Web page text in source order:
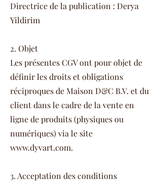
Directrice de la publication : Derya
Yildirim
2. Objet
Les présentes CGV ont pour objet de
définir les droits et obligations
réciproques de Maison D&C B.V. et du
client dans le cadre de la vente en
ligne de produits (physiques ou
numériques) via le site
www.dyvart.com.
3. Acceptation des conditions